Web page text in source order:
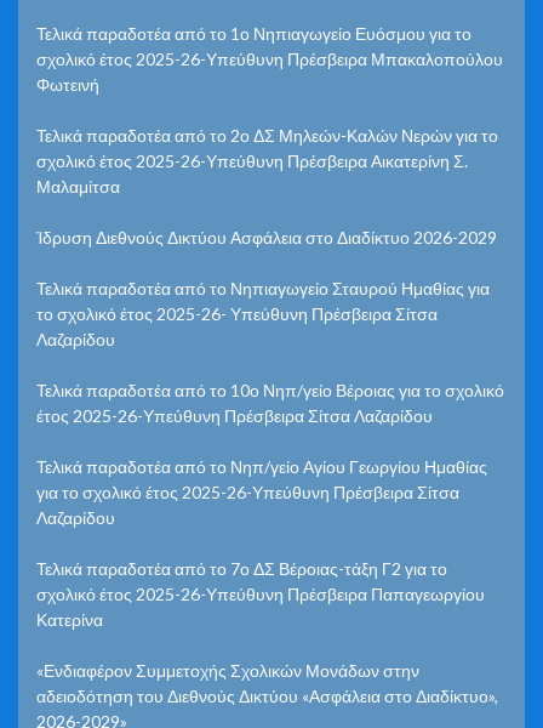
Τελικά παραδοτέα από το 1ο Νηπιαγωγείο Ευόσμου για το
σχολικό έτος 2025-26-Υπεύθυνη Πρέσβειρα Μπακαλοπούλου
Φωτεινή
Τελικά παραδοτέα από το 2ο ΔΣ Μηλεών-Καλών Νερών για το
σχολικό έτος 2025-26-Υπεύθυνη Πρέσβειρα Αικατερίνη Σ.
Μαλαμίτσα
Ίδρυση Διεθνούς Δικτύου Ασφάλεια στο Διαδίκτυο 2026-2029
Τελικά παραδοτέα από το Νηπιαγωγείο Σταυρού Ημαθίας για
το σχολικό έτος 2025-26- Υπεύθυνη Πρέσβειρα Σίτσα
Λαζαρίδου
Τελικά παραδοτέα από το 10ο Νηπ/γείο Βέροιας για το σχολικό
έτος 2025-26-Υπεύθυνη Πρέσβειρα Σίτσα Λαζαρίδου
Τελικά παραδοτέα από το Νηπ/γείο Αγίου Γεωργίου Ημαθίας
για το σχολικό έτος 2025-26-Υπεύθυνη Πρέσβειρα Σίτσα
Λαζαρίδου
Τελικά παραδοτέα από το 7ο ΔΣ Βέροιας-τάξη Γ2 για το
σχολικό έτος 2025-26-Υπεύθυνη Πρέσβειρα Παπαγεωργίου
Κατερίνα
«Ενδιαφέρον Συμμετοχής Σχολικών Μονάδων στην
αδειοδότηση του Διεθνούς Δικτύου «Ασφάλεια στο Διαδίκτυο»,
2026-2029»